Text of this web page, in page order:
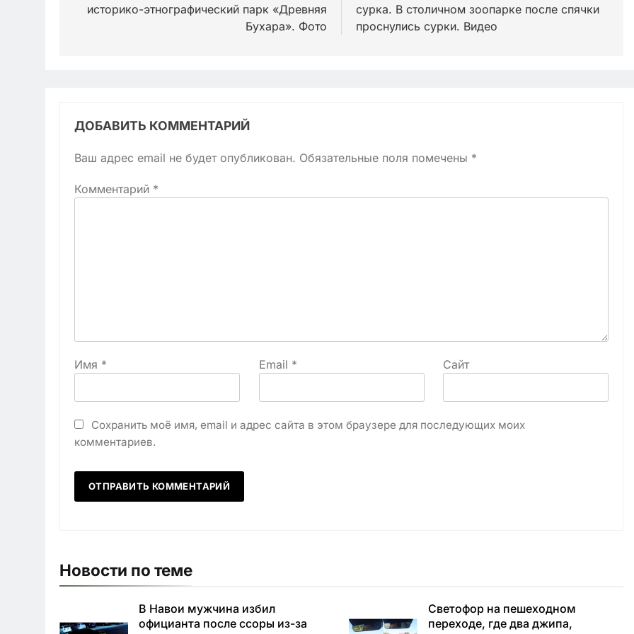
записям
историко-этнографический парк «Древняя
Бухара». Фото
сурка. В столичном зоопарке после спячки
проснулись сурки. Видео
ДОБАВИТЬ КОММЕНТАРИЙ
Ваш адрес email не будет опубликован. Обязательные поля помечены *
Комментарий *
Имя * Email * Сайт
Сохранить моё имя, email и адрес сайта в этом браузере для последующих моих
комментариев.
Новости по теме
В Навои мужчина избил
официанта после ссоры из-за
Светофор на пешеходном
переходе, где два джипа,